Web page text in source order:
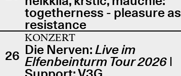
togetherness - pleasure as
resistance
26
KONZERT
Die Nerven:Live im
Elfenbeinturm Tour 2026 |